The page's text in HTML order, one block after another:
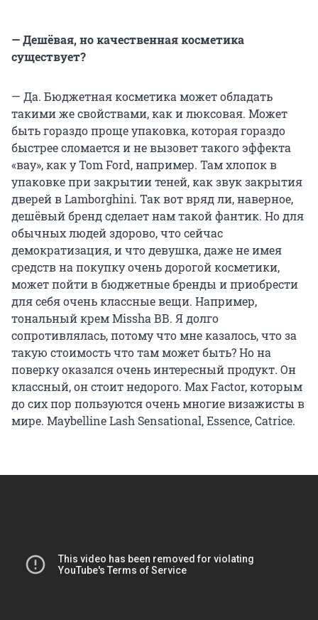
— Дешёвая, но качественная косметика
существует?
— Да. Бюджетная косметика может обладать
такими же свойствами, как и люксовая. Может
быть гораздо проще упаковка, которая гораздо
быстрее сломается и не вызовет такого эффекта
«вау», как у Tom Ford, например. Там хлопок в
упаковке при закрытии теней, как звук закрытия
дверей в Lamborghini. Так вот вряд ли, наверное,
дешёвый бренд сделает нам такой фантик. Но для
обычных людей здорово, что сейчас
демократизация, и что девушка, даже не имея
средств на покупку очень дорогой косметики,
может пойти в бюджетные бренды и приобрести
для себя очень классные вещи. Например,
тональный крем Missha ВВ. Я долго
сопротивлялась, потому что мне казалось, что за
такую стоимость что там может быть? Но на
поверку оказался очень интересный продукт. Он
классный, он стоит недорого. Max Factor, которым
до сих пор пользуются очень многие визажисты в
мире. Maybelline Lash Sensational, Essence, Catrice.